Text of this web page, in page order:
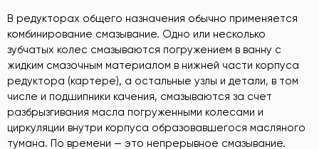
В редукторах общего назначения обычно применяется
комбинирование смазывание. Одно или несколько
зубчатых колес смазываются погружением в ванну с
жидким смазочным материалом в нижней части корпуса
редуктора (картере), а остальные узлы и детали, в том
числе и подшипники качения, смазываются за счет
разбрызгивания масла погруженными колесами и
циркуляции внутри корпуса образовавшегося масляного
тумана. По времени — это непрерывное смазывание.